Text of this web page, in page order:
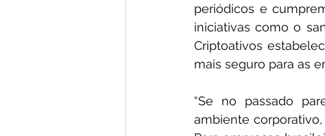
periódicos e
iniciativas como o
Criptoativos
mais seguro para as
“Se no passado
ambiente